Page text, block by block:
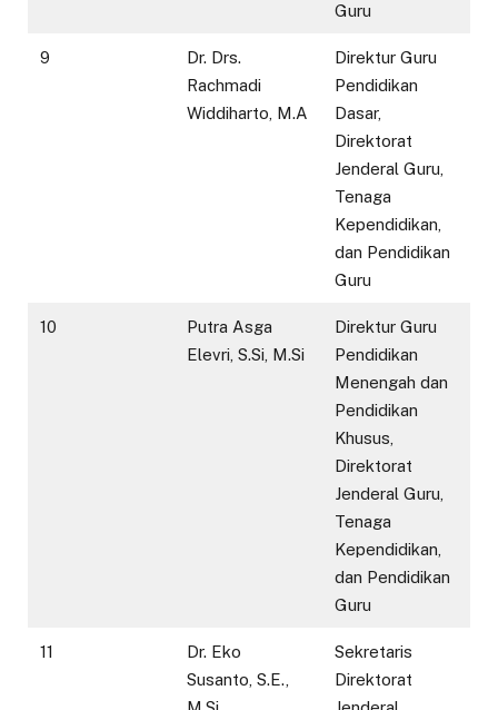
Guru
9
Dr. Drs.
Rachmadi
Widdiharto, M.A
Direktur Guru
Pendidikan
Dasar,
Direktorat
Jenderal Guru,
Tenaga
Kependidikan,
dan Pendidikan
Guru
10
Putra Asga
Elevri, S.Si, M.Si
Direktur Guru
Pendidikan
Menengah dan
Pendidikan
Khusus,
Direktorat
Jenderal Guru,
Tenaga
Kependidikan,
dan Pendidikan
Guru
11
Dr. Eko
Susanto, S.E.,
Sekretaris
Direktorat